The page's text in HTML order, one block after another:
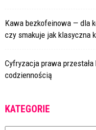
Kawa bezkofeinowa — dla
czy smakuje jak klasyczna
Cyfryzacja prawa
codziennością
KATEGORIE
Kategorie